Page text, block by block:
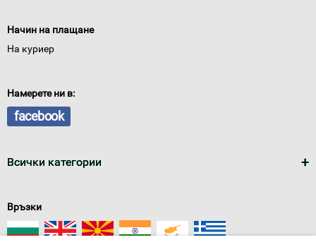
Начин на плащане
На куриер
Намерете ни в:
facebook
Всички категории
Връзки